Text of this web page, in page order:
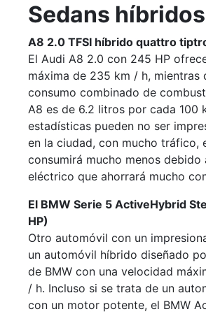
Sedans híbridos
A8 2.0 TFSI híbrido quattro
El Audi A8 2.0 con 245 HP
máxima de 235 km / h, mientras
consumo combinado de
A8 es de 6.2 litros por cada 100
estadísticas pueden no ser
en la ciudad, con mucho tráfico,
consumirá mucho menos debido
eléctrico que ahorrará mucho
El BMW Serie 5 ActiveHybrid
HP)
Otro automóvil con un
un automóvil híbrido diseñado
de BMW con una velocidad
/ h. Incluso si se trata de un
con un motor potente, el BMW